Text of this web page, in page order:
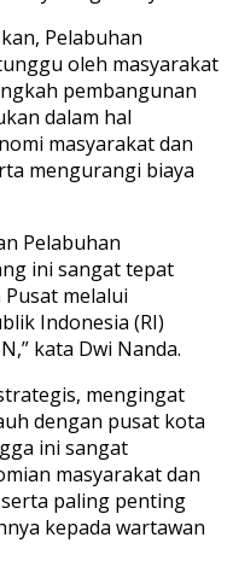
Pelabuhan
oleh masyarakat
pembangunan
dalam hal
masyarakat dan
mengurangi biaya
Pelabuhan
ini sangat tepat
melalui
Indonesia (RI)
kata Dwi Nanda.
mengingat
dengan pusat kota
ini sangat
masyarakat dan
paling penting
kepada wartawan